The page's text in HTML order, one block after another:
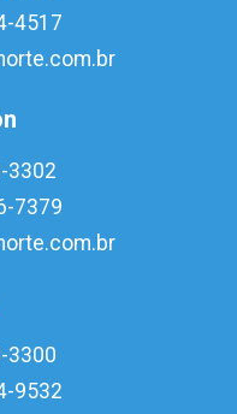
4517
3302
7379
3300
9532